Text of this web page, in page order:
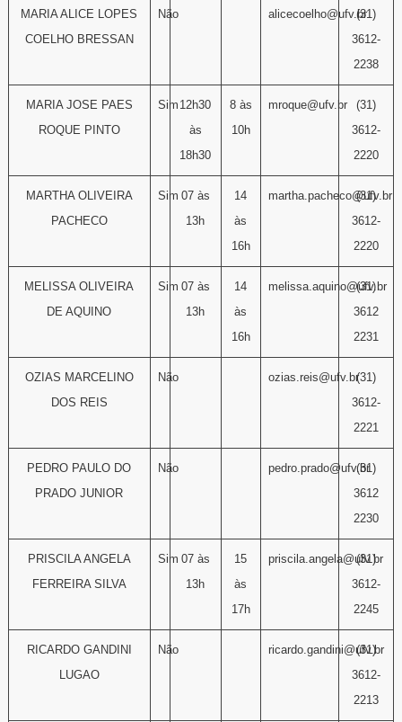
MARIA ALICE LOPES
COELHO BRESSAN
Não alicecoelho@ufv.br(31)
3612-
2238
MARIA JOSE PAES
ROQUE PINTO
Sim 12h30
às
18h30
8 às
10h
mroque@ufv.br
(31)
3612-
2220
MARTHA OLIVEIRA
PACHECO
Sim 07 às
13h
14
às
16h
martha.pacheco@ufv.br
(31)
3612-
2220
MELISSA OLIVEIRA
DE AQUINO
Sim 07 às
13h
14
às
16h
melissa.aquino@ufv.br
(31)
3612
2231
OZIAS MARCELINO
DOS REIS
Não ozias.reis@ufv.br(31)
3612-
2221
PEDRO PAULO DO
PRADO JUNIOR
Não pedro.prado@ufv.br
(31)
3612
2230
PRISCILA ANGELA
FERREIRA SILVA
Sim 07 às
13h
15
às
17h
priscila.angela@ufv.br
(31)
3612-
2245
RICARDO GANDINI
LUGAO
Não ricardo.gandini@ufv.br
(31)
3612-
2213